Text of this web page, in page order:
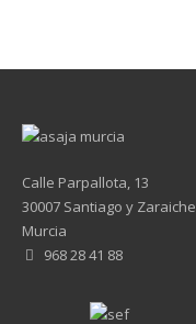
Calle Parpallota, 13
30007 Santiago y Zaraiche
Murcia
968 28 41 88